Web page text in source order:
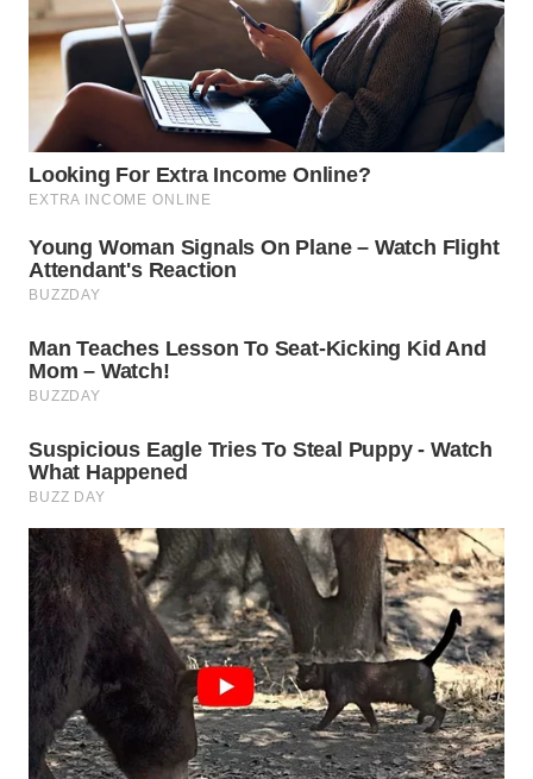
WN
LABUHANBATU
WN
TAPANULI
TENGAH
SERDANG
WN
TINGGI
PAKPAK
WN
KARAWANG
WN
BEKASI
WN
BOGOR
WN